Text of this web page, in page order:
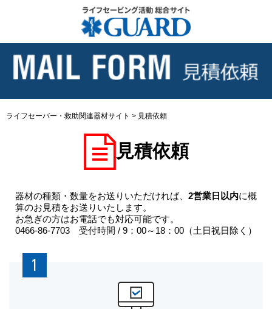
ライフセーバー・救助関連器材サイト > 見積依頼
見積依頼
器材の種類・数量をお送りいただければ、 2営業日以内に概
算のお見積をお送りいたします。
お急ぎの方はお電話でも対応可能です。
0466-86-7703 受付時間 / 9：00～18：00（土日祝日除く）